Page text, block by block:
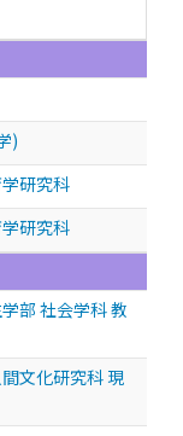
)
研究科
研究科
部 社会学科 教
文化研究科 現